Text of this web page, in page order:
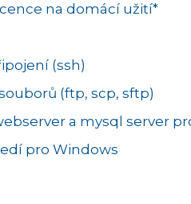
na domácí užití*
(ssh)
(ftp, scp, sftp)
a mysql server
pro Windows